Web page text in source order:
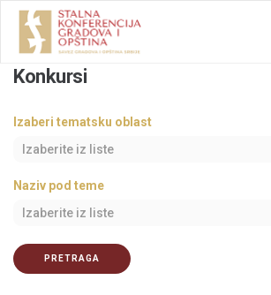
Konkursi
Izaberi tematsku oblast
Izaberite iz liste
Naziv pod teme
Izaberite iz liste
PRETRAGA